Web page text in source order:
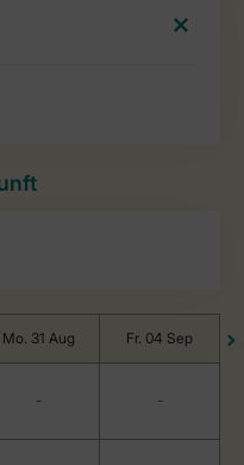
Mo. 31 Aug Fr. 04 Sep
- -